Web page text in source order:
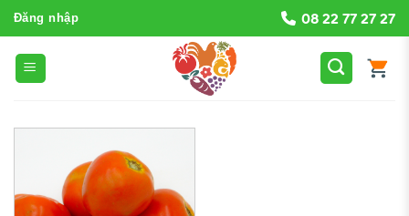
Bỏ
qua
nội
dung
Đăng nhập 08 22 77 27 27